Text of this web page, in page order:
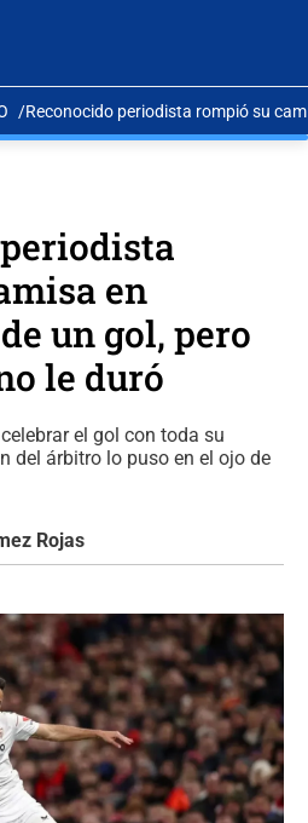
Reconocido periodista rompió su
en
un gol, pero
le duró
el gol con toda su
del árbitro lo puso en el ojo de
Rojas